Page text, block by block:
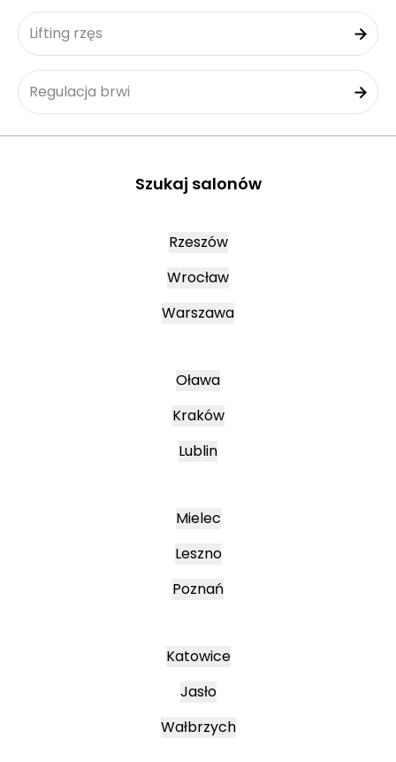
Lifting rzęs
Regulacja brwi
Szukaj salonów
Rzeszów
Wrocław
Warszawa
Oława
Kraków
Lublin
Mielec
Leszno
Poznań
Katowice
Jasło
Wałbrzych